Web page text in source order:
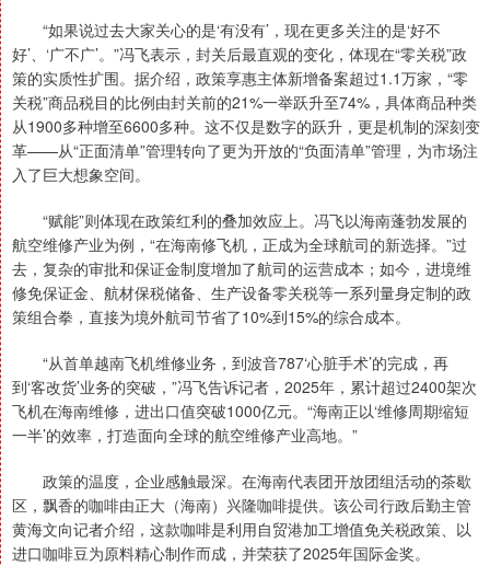
“如果说过去大家关心的是‘有没有’，现在更多关注的是‘好不
好’、‘广不广’。”冯飞表示，封关后最直观的变化，体现在“零关税”政
策的实质性扩围。据介绍，政策享惠主体新增备案超过1.1万家，“零
关税”商品税目的比例由封关前的21%一举跃升至74%，具体商品种类
从1900多种增至6600多种。这不仅是数字的跃升，更是机制的深刻变
革——从“正面清单”管理转向了更为开放的“负面清单”管理，为市场注
入了巨大想象空间。
“赋能”则体现在政策红利的叠加效应上。冯飞以海南蓬勃发展的
航空维修产业为例，“在海南修飞机，正成为全球航司的新选择。”过
去，复杂的审批和保证金制度增加了航司的运营成本；如今，进境维
修免保证金、航材保税储备、生产设备零关税等一系列量身定制的政
策组合拳，直接为境外航司节省了10%到15%的综合成本。
“从首单越南飞机维修业务，到波音787‘心脏手术’的完成，再
到‘客改货’业务的突破，”冯飞告诉记者，2025年，累计超过2400架次
飞机在海南维修，进出口值突破1000亿元。“海南正以‘维修周期缩短
一半’的效率，打造面向全球的航空维修产业高地。”
政策的温度，企业感触最深。在海南代表团开放团组活动的茶歇
区，飘香的咖啡由正大（海南）兴隆咖啡提供。该公司行政后勤主管
黄海文向记者介绍，这款咖啡是利用自贸港加工增值免关税政策、以
进口咖啡豆为原料精心制作而成，并荣获了2025年国际金奖。